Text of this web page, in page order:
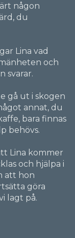
någon
du
Lina vad
och
svarar.
gå ut i skogen
annat, du
bara finnas
behövs.
Lina kommer
och hjälpa i
att hon
göra
lagt på.